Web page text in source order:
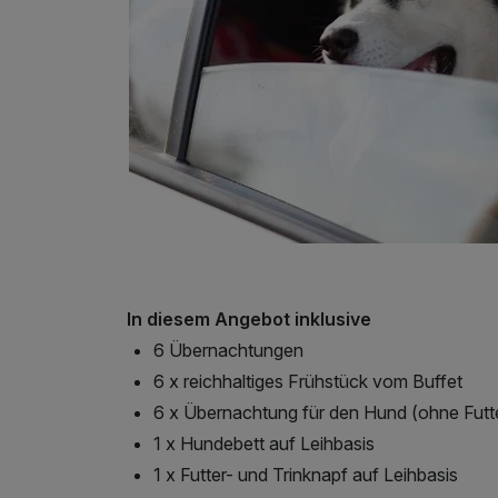
In diesem Angebot inklusive
6 Übernachtungen
6 x reichhaltiges Frühstück vom Buffet
6 x Übernachtung für den Hund (ohne
1 x Hundebett auf Leihbasis
1 x Futter- und Trinknapf auf Leihbasis